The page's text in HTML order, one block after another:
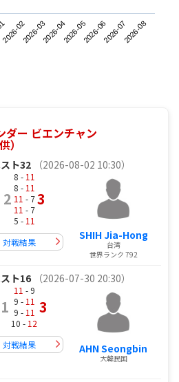
2026-022026-032026-042026-052026-062026-072026-08
ダー ビエンチャン
）
ト32 （2026-08-02 10:30）
2
8 - 11
8 - 11
11 - 7
11 - 7
5 - 11
3
対戦結果
SHIH Jia-Hong
台湾
世界ランク 792
ト16 （2026-07-30 20:30）
1
11 - 9
9 - 11
9 - 11
10 - 12
3
対戦結果 AHN Seongbin
大韓民国